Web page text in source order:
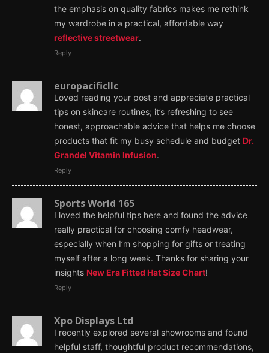
the emphasis on quality fabrics makes me rethink
my wardrobe in a practical, affordable way
reflective streetwear.
Reply
europacificllc
Loved reading your post and appreciate practical
tips on skincare routines; it’s refreshing to see
honest, approachable advice that helps me choose
products that fit my busy schedule and budget Dr.
Grandel Vitamin Infusion.
Reply
Sports World 165
I loved the helpful tips here and found the advice
really practical for choosing comfy headwear,
especially when I’m shopping for gifts or treating
myself after a long week. Thanks for sharing your
insights New Era Fitted Hat Size Chart!
Reply
Xpo Displays Ltd
I recently explored several showrooms and found
helpful staff, thoughtful product recommendations,